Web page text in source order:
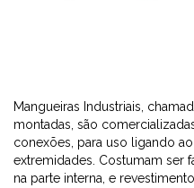
Mangueiras Industriais,
montadas, são
conexões, para uso ligando
extremidades. Costumam ser
na parte interna, e